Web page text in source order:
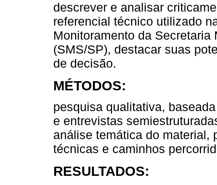
descrever e analisar
referencial técnico utilizado
Monitoramento da
(SMS/SP), destacar suas
de decisão.
MÉTODOS:
pesquisa qualitativa,
e entrevistas
análise temática do material,
técnicas e caminhos
RESULTADOS: